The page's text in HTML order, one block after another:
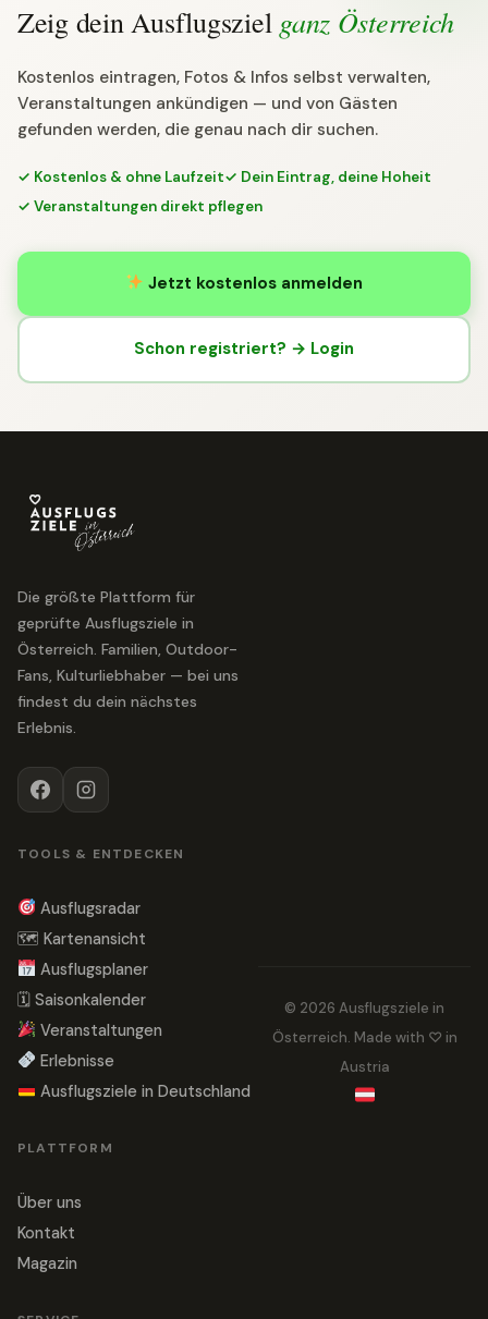
Zeig dein Ausflugsziel ganz Österreich
Kostenlos eintragen, Fotos & Infos selbst verwalten,
Veranstaltungen ankündigen — und von Gästen
gefunden werden, die genau nach dir suchen.
✓ Kostenlos & ohne Laufzeit✓ Dein Eintrag, deine Hoheit
✓ Veranstaltungen direkt pflegen
Jetzt kostenlos anmelden
Schon registriert? → Login
Die größte Plattform für
geprüfte Ausflugsziele in
Österreich. Familien, Outdoor-
Fans, Kulturliebhaber — bei uns
findest du dein nächstes
Erlebnis.
TOOLS & ENTDECKEN
Ausflugsradar
🗺 Kartenansicht
Ausflugsplaner
🗓 Saisonkalender
Veranstaltungen
Erlebnisse
Ausflugsziele in Deutschland
PLATTFORM
Über uns
Kontakt
Magazin
© 2026 Ausflugsziele in
Österreich. Made with ♡ in
Austria